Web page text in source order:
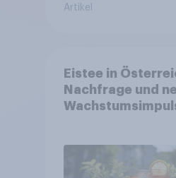
Artikel
Eistee in
Nachfrage und